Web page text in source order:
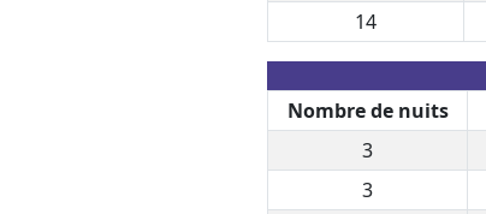
14
Nombre de nuits
3
3